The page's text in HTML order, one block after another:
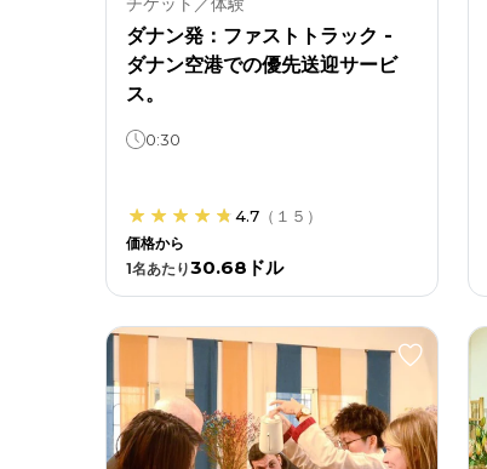
ダナン発：ファストトラック -
ダナン空港での優先送迎サービ
ス。
0:30
4.7 （ １５ ）
価格から
1名あたり30.68ドル